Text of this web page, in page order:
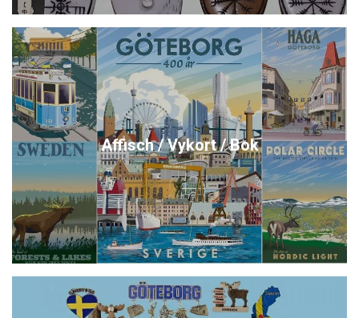
Affisch / Vykort / Bok